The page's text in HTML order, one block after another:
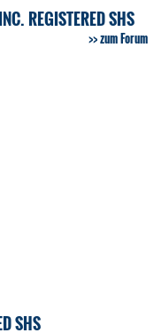
REGISTERED SHS
zum Forum
SHS